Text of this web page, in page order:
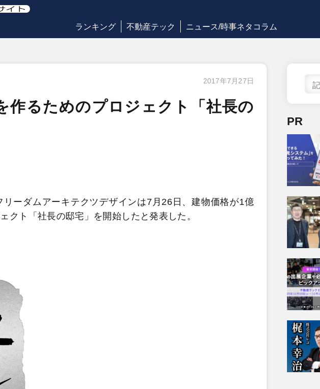
ランキング 不動産テック ニュース/時事ネタコラム
2017年7月27日
作るためのプロジェクト「社長の
ーダムアーキテクツデザインは7月26日、建物価格が1億
クト「社長の邸宅」を開始したと発表した。
PR